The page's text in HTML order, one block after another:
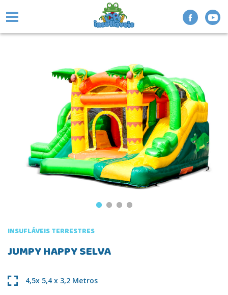
INSUFLÁVEIS TERRESTRES
JUMPY HAPPY SELVA
4,5x 5,4 x 3,2 Metros